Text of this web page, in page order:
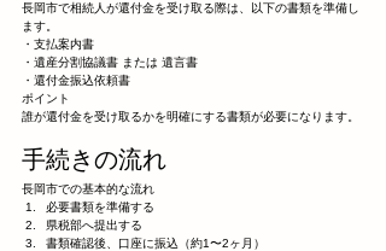
長岡市で相続人が還付金を受け取る際は、以下の書類を準備し
ます。
・支払案内書
・遺産分割協議書 または 遺言書
・還付金振込依頼書
ポイント
誰が還付金を受け取るかを明確にする書類が必要になります。
手続きの流れ
長岡市での基本的な流れ
必要書類を準備する
県税部へ提出する
書類確認後、口座に振込（約1〜2ヶ月）